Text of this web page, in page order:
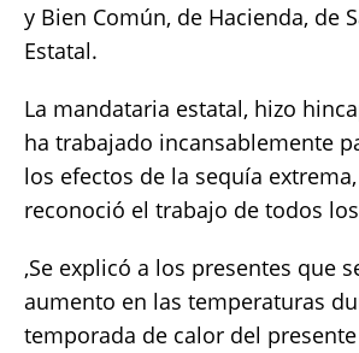
y Bien Común, de Hacienda, de
Estatal.
La mandataria estatal, hizo
ha trabajado incansablemente
los efectos de la sequía
reconoció el trabajo de todos
,Se explicó a los presentes que
aumento en las temperaturas
temporada de calor del